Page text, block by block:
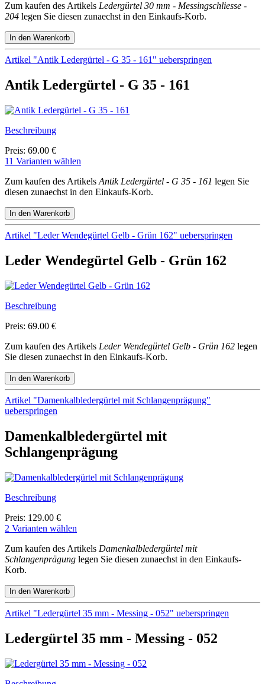
Zum kaufen des Artikels Ledergürtel 30 mm - Messingschliesse -
204 legen Sie diesen zunaechst in den Einkaufs-Korb.
Artikel "Antik Ledergürtel - G 35 - 161" ueberspringen
Antik Ledergürtel - G 35 - 161
Beschreibung
Preis: 69.00 €
11 Varianten wählen
Zum kaufen des Artikels Antik Ledergürtel - G 35 - 161 legen Sie
diesen zunaechst in den Einkaufs-Korb.
Artikel "Leder Wendegürtel Gelb - Grün 162" ueberspringen
Leder Wendegürtel Gelb - Grün 162
Beschreibung
Preis: 69.00 €
Zum kaufen des Artikels Leder Wendegürtel Gelb - Grün 162 legen
Sie diesen zunaechst in den Einkaufs-Korb.
Artikel "Damenkalbledergürtel mit Schlangenprägung"
ueberspringen
Damenkalbledergürtel mit
Schlangenprägung
Beschreibung
Preis: 129.00 €
2 Varianten wählen
Zum kaufen des Artikels Damenkalbledergürtel mit
Schlangenprägung legen Sie diesen zunaechst in den Einkaufs-
Korb.
Artikel "Ledergürtel 35 mm - Messing - 052" ueberspringen
Ledergürtel 35 mm - Messing - 052